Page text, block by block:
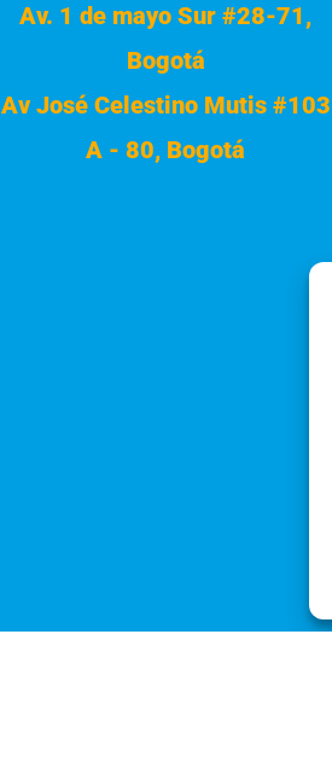
Av. 1 de mayo Sur #28-71,
Bogotá
Av José Celestino Mutis #103
A - 80, Bogotá